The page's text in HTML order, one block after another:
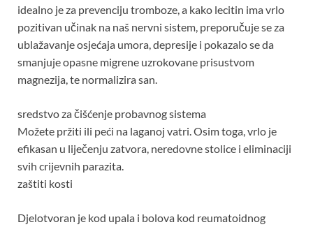
idealno je za prevenciju tromboze, a kako lecitin ima vrlo
pozitivan učinak na naš nervni sistem, preporučuje se za
ublažavanje osjećaja umora, depresije i pokazalo se da
smanjuje opasne migrene uzrokovane prisustvom
magnezija, te normalizira san.
sredstvo za čišćenje probavnog sistema
Možete pržiti ili peći na laganoj vatri. Osim toga, vrlo je
efikasan u liječenju zatvora, neredovne stolice i eliminaciji
svih crijevnih parazita.
zaštiti kosti
Djelotvoran je kod upala i bolova kod reumatoidnog